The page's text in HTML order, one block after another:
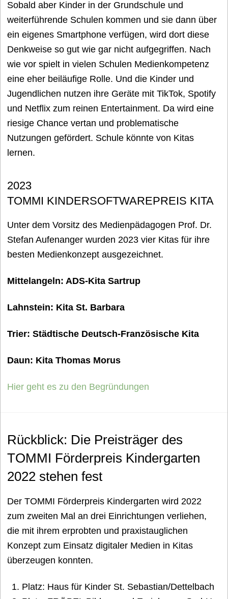
Sobald aber Kinder in der Grundschule und
weiterführende Schulen kommen und sie dann über
ein eigenes Smartphone verfügen, wird dort diese
Denkweise so gut wie gar nicht aufgegriffen. Nach
wie vor spielt in vielen Schulen Medienkompetenz
eine eher beiläufige Rolle. Und die Kinder und
Jugendlichen nutzen ihre Geräte mit TikTok, Spotify
und Netflix zum reinen Entertainment. Da wird eine
riesige Chance vertan und problematische
Nutzungen gefördert. Schule könnte von Kitas
lernen.
2023
TOMMI KINDERSOFTWAREPREIS KITA
Unter dem Vorsitz des Medienpädagogen Prof. Dr.
Stefan Aufenanger wurden 2023 vier Kitas für ihre
besten Medienkonzept ausgezeichnet.
Mittelangeln: ADS-Kita Sartrup
Lahnstein: Kita St. Barbara
Trier: Städtische Deutsch-Französische Kita
Daun: Kita Thomas Morus
Hier geht es zu den Begründungen
Rückblick: Die Preisträger des
TOMMI Förderpreis Kindergarten
2022 stehen fest
Der TOMMI Förderpreis Kindergarten wird 2022
zum zweiten Mal an drei Einrichtungen verliehen,
die mit ihrem erprobten und praxistauglichen
Konzept zum Einsatz digitaler Medien in Kitas
überzeugen konnten.
Platz: Haus für Kinder St. Sebastian/Dettelbach